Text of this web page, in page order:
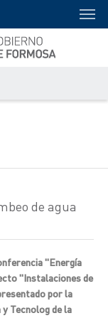
de agua
"Energía
"Instalaciones de
por la
y Tecnolog de la